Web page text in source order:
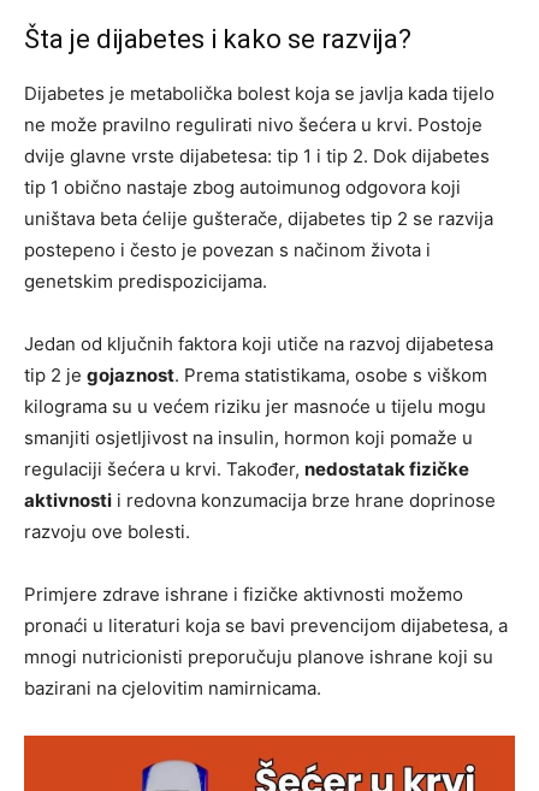
Šta je dijabetes i kako se razvija?
Dijabetes je metabolička bolest koja se javlja kada tijelo
ne može pravilno regulirati nivo šećera u krvi. Postoje
dvije glavne vrste dijabetesa: tip 1 i tip 2. Dok dijabetes
tip 1 obično nastaje zbog autoimunog odgovora koji
uništava beta ćelije gušterače, dijabetes tip 2 se razvija
postepeno i često je povezan s načinom života i
genetskim predispozicijama.
Jedan od ključnih faktora koji utiče na razvoj dijabetesa
tip 2 je gojaznost. Prema statistikama, osobe s viškom
kilograma su u većem riziku jer masnoće u tijelu mogu
smanjiti osjetljivost na insulin, hormon koji pomaže u
regulaciji šećera u krvi. Također, nedostatak fizičke
aktivnosti i redovna konzumacija brze hrane doprinose
razvoju ove bolesti.
Primjere zdrave ishrane i fizičke aktivnosti možemo
pronaći u literaturi koja se bavi prevencijom dijabetesa, a
mnogi nutricionisti preporučuju planove ishrane koji su
bazirani na cjelovitim namirnicama.